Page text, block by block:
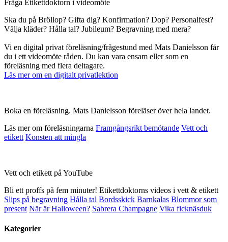
Fråga Etikettdoktorn i videomöte
Ska du på Bröllop? Gifta dig? Konfirmation? Dop? Personalfest?
Välja kläder? Hålla tal? Jubileum? Begravning med mera?
Vi en digital privat föreläsning/frågestund med Mats Danielsson får
du i ett videomöte råden. Du kan vara ensam eller som en
föreläsning med flera deltagare.
Läs mer om en digitalt privatlektion
Boka en föreläsning. Mats Danielsson föreläser över hela landet.
Läs mer om föreläsningarna Framgångsrikt bemötande Vett och
etikett Konsten att mingla
Vett och etikett på YouTube
Bli ett proffs på fem minuter! Etikettdoktorns videos i vett & etikett
Slips på begravning Hålla tal Bordsskick Barnkalas Blommor som
present När är Halloween? Sabrera Champagne Vika ficknäsduk
Kategorier